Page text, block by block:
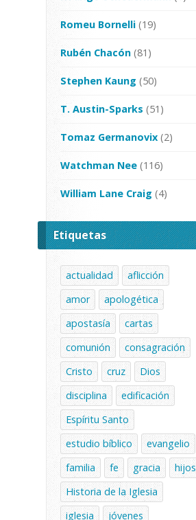
Romeu Bornelli (19)
Rubén Chacón (81)
Stephen Kaung (50)
T. Austin-Sparks (51)
Tomaz Germanovix (2)
Watchman Nee (116)
William Lane Craig (4)
Etiquetas
actualidad
aflicción
amor
apologética
apostasía
cartas
comunión
consagración
Cristo
cruz
Dios
disciplina
edificación
Espíritu Santo
estudio bíblico
evangelio
familia
fe gracia
hijos
Historia de la Iglesia
iglesia
jóvenes